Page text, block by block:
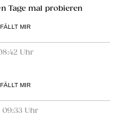
Tage mal probieren
MIR
Uhr
MIR
09:33 Uhr